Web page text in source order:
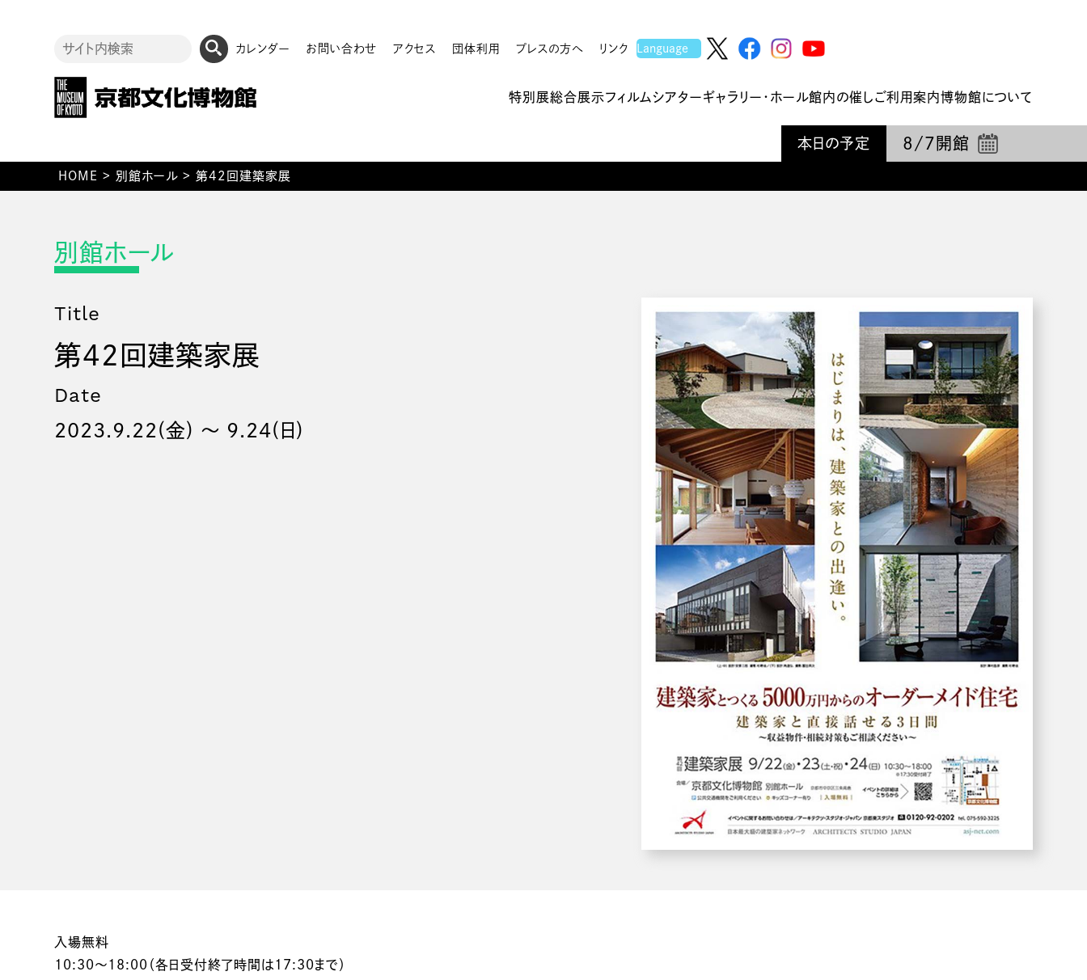
カレンダー お問い合わせ アクセス 団体利用 プレスの方へ リンク
特別展総合展示フィルムシアターギャラリー・ホール館内の催しご利用案内博物館について
本日の予定 8/7 開館
HOME > 別館ホール> 第42回建築家展
Title
第42回建築家展
Date
2023.9.22(金) 〜 9.24(日)
入場無料
10:30～18:00（各日受付終了時間は17:30まで）